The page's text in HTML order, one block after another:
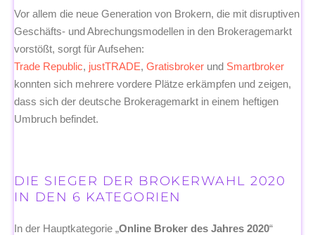
Vor allem die neue Generation von Brokern, die mit disruptiven
Geschäfts- und Abrechungsmodellen in den Brokeragemarkt
vorstößt, sorgt für Aufsehen:
Trade Republic, justTRADE, Gratisbroker und Smartbroker
konnten sich mehrere vordere Plätze erkämpfen und zeigen,
dass sich der deutsche Brokeragemarkt in einem heftigen
Umbruch befindet.
DIE SIEGER DER BROKERWAHL 2020
IN DEN 6 KATEGORIEN
In der Hauptkategorie „Online Broker des Jahres 2020“